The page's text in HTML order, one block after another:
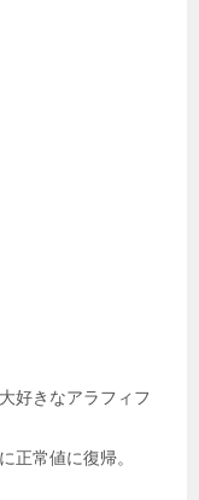
好きなアラフィフ
正常値に復帰。